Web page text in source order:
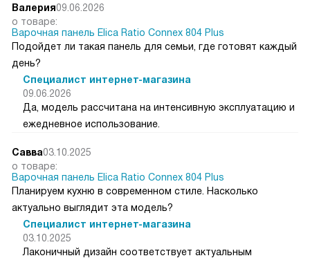
Валерия09.06.2026
о товаре:
Варочная панель Elica Ratio Connex 804 Plus
Подойдет ли такая панель для семьи, где готовят каждый
день?
Специалист интернет-магазина
09.06.2026
Да, модель рассчитана на интенсивную эксплуатацию и
ежедневное использование.
Савва03.10.2025
о товаре:
Варочная панель Elica Ratio Connex 804 Plus
Планируем кухню в современном стиле. Насколько
актуально выглядит эта модель?
Специалист интернет-магазина
03.10.2025
Лаконичный дизайн соответствует актуальным